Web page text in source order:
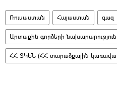
Ռուսաստան Հայաստան գազ
Արտաքին գործերի